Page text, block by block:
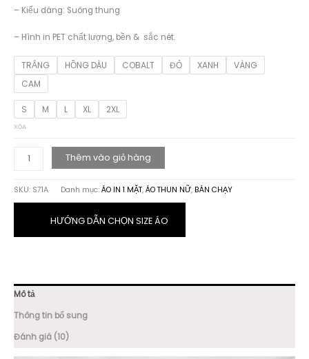
– Kiểu dáng: Suông thung
– Hình in PET chất lượng, bền & sắc nét.
TRẮNG HỒNG DÂU COBALT ĐỎ XANH
VÀNG
CAM
S M L XL 2XL
XÓA
TIẾT
BEAUTIFUL
Thêm vào giỏ hàng
SKU: S71A Danh mục: ÁO IN 1 MẶT, ÁO THUN NỮ, BÁN CHẠY
HƯỚNG DẪN CHỌN SIZE ÁO
Mô tả
Thông tin bổ sung
Đánh giá (10)